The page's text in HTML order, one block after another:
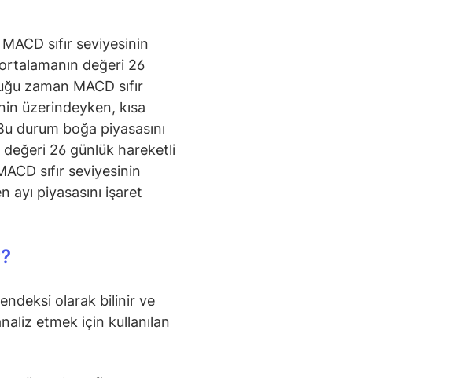
sıfır seviyesinin
değeri 26
zaman MACD sıfır
üzerindeyken, kısa
durum boğa piyasasını
26 günlük hareketli
sıfır seviyesinin
ayı piyasasını işaret
olarak bilinir ve
etmek için kullanılan